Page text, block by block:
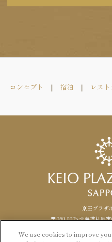
コンセプト 宿泊 レス
京王プラザ
〒060-0005 北海道札幌
We use cookies to improve